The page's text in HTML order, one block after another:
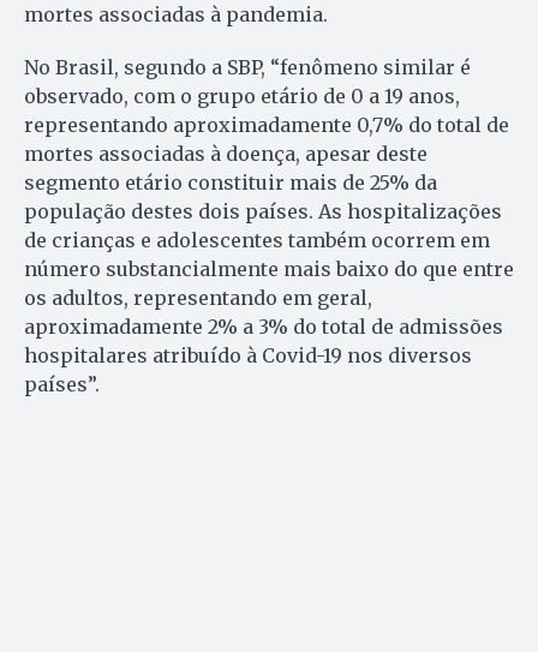
mortes associadas à pandemia.
No Brasil, segundo a SBP, “fenômeno similar é
observado, com o grupo etário de 0 a 19 anos,
representando aproximadamente 0,7% do total de
mortes associadas à doença, apesar deste
segmento etário constituir mais de 25% da
população destes dois países. As hospitalizações
de crianças e adolescentes também ocorrem em
número substancialmente mais baixo do que entre
os adultos, representando em geral,
aproximadamente 2% a 3% do total de admissões
hospitalares atribuído à Covid-19 nos diversos
países”.